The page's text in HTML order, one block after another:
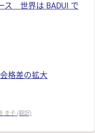
ス 世界は BADUI で
格差の拡大
圭子 (翻訳)